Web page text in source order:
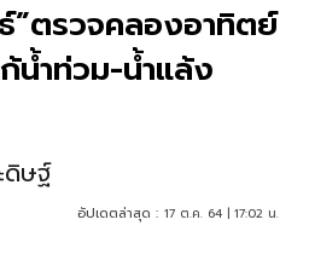
”ตรวจคลองอาทิตย์
น้ำท่วม-น้ำแล้ง
ดิษฐ์
อัปเดตล่าสุด : 17 ต.ค. 64 | 17:02 น.